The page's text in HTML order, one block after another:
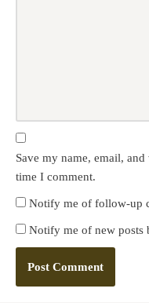
Save my name, email,
time I comment.
Notify me of follow-up
Notify me of new posts